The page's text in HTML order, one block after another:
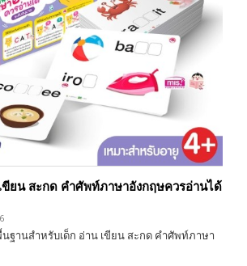
ยน สะกด คำศัพท์ภาษาอังกฤษควรอ่านได้
ฐานสำหรับเด็ก อ่าน เขียน สะกด คำศัพท์ภาษา